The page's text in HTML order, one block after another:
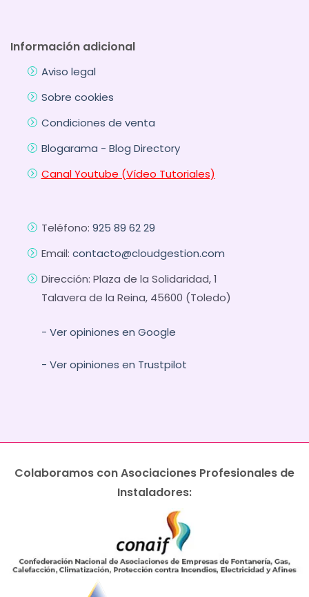
Información adicional
Aviso legal
Sobre cookies
Condiciones de venta
Blogarama - Blog Directory
Canal Youtube (Vídeo Tutoriales)
Teléfono: 925 89 62 29
Email: contacto@cloudgestion.com
Dirección: Plaza de la Solidaridad, 1
Talavera de la Reina, 45600 (Toledo)
- Ver opiniones en Google
- Ver opiniones en Trustpilot
Colaboramos con Asociaciones Profesionales de
Instaladores: